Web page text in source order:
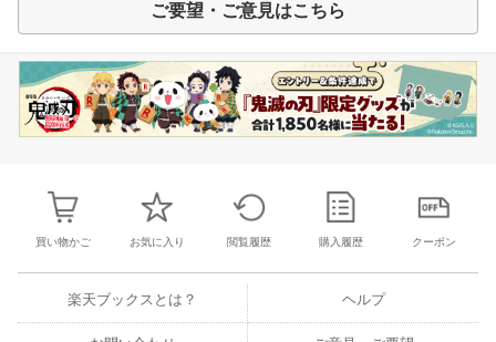
ご要望・ご意見はこちら
買い物かご お気に入り 閲覧履歴 購入履歴 クーポン
楽天ブックスとは？ ヘルプ